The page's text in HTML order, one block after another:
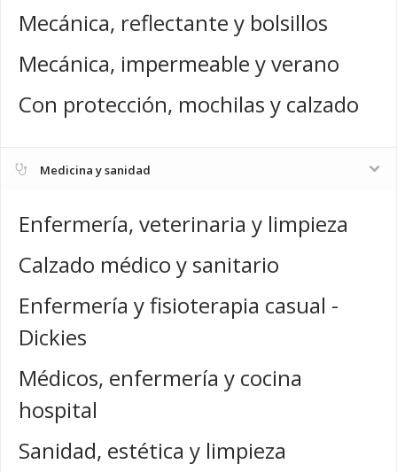
Mecánica, reflectante y bolsillos
Mecánica, impermeable y verano
Con protección, mochilas y calzado
Medicina y sanidad
Enfermería, veterinaria y limpieza
Calzado médico y sanitario
Enfermería y fisioterapia casual -
Dickies
Médicos, enfermería y cocina
hospital
Sanidad, estética y limpieza